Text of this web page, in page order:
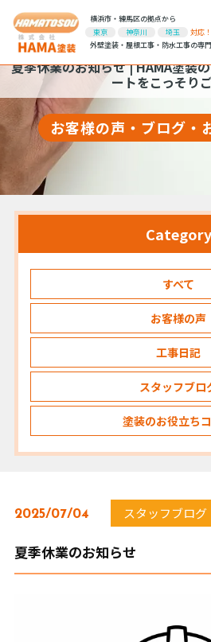
横浜市・練馬区の拠点から
東京
神奈川 埼玉
対応！
外壁塗装・屋根工事・防水工事の専
夏季休業のお知らせ | HAMA塗装
ートをこっそり
お客様の声・ブログ・
Category
すべて
お客様の声
工事日記
スタッフブロ
塗装のお役立ち
2025/07/04 スタッフブログ
夏季休業のお知らせ